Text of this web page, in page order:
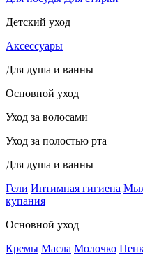
Детский уход
Аксессуары
Для душа и ванны
Основной уход
Уход за волосами
Уход за полостью рта
Для душа и ванны
Гели Интимная гигиена
купания
Основной уход
Кремы Масла Молочко